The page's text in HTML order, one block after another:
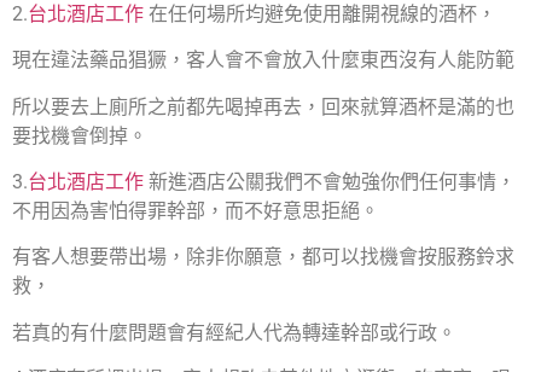
2.台北酒店工作 在任何場所均避免使用離開視線的酒杯，
現在違法藥品猖獗，客人會不會放入什麼東西沒有人能防範
所以要去上廁所之前都先喝掉再去，回來就算酒杯是滿的也
要找機會倒掉。
3.台北酒店工作 新進酒店公關我們不會勉強你們任何事情，
不用因為害怕得罪幹部，而不好意思拒絕。
有客人想要帶出場，除非你願意，都可以找機會按服務鈴求
救，
若真的有什麼問題會有經紀人代為轉達幹部或行政。